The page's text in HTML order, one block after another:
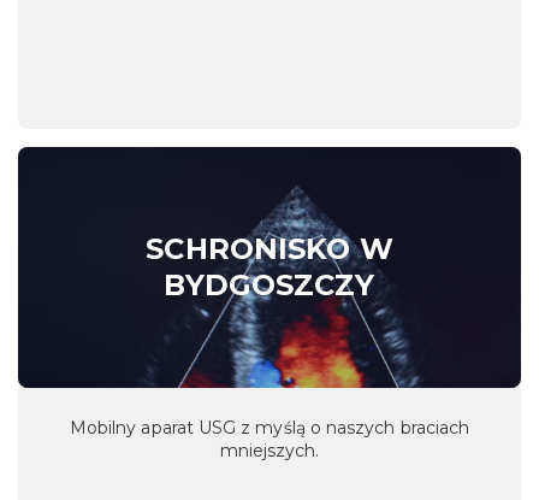
SCHRONISKO W
BYDGOSZCZY
Mobilny aparat USG z myślą o naszych braciach
mniejszych.